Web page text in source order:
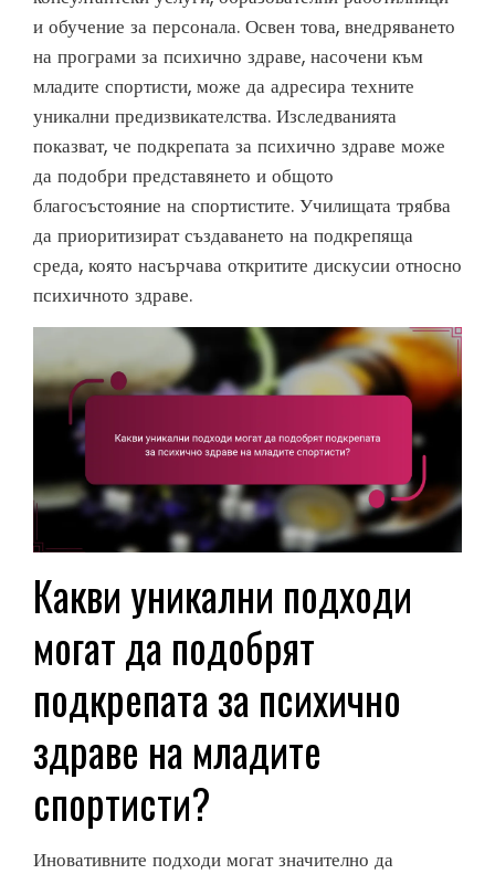
и обучение за персонала. Освен това, внедряването
на програми за психично здраве, насочени към
младите спортисти, може да адресира техните
уникални предизвикателства. Изследванията
показват, че подкрепата за психично здраве може
да подобри представянето и общото
благосъстояние на спортистите. Училищата трябва
да приоритизират създаването на подкрепяща
среда, която насърчава откритите дискусии относно
психичното здраве.
Какви уникални подходи
могат да подобрят
подкрепата за психично
здраве на младите
спортисти?
Иновативните подходи могат значително да